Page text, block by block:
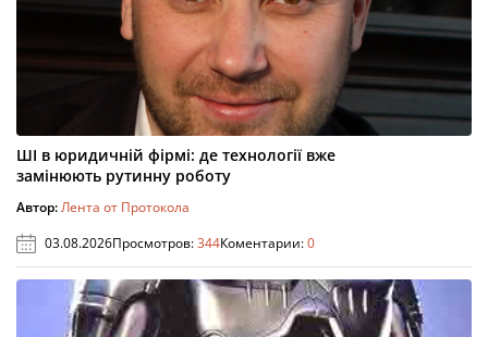
ШІ в юридичній фірмі: де технології вже
замінюють рутинну роботу
Автор:Лента от Протокола
03.08.2026Просмотров:344Коментарии:0